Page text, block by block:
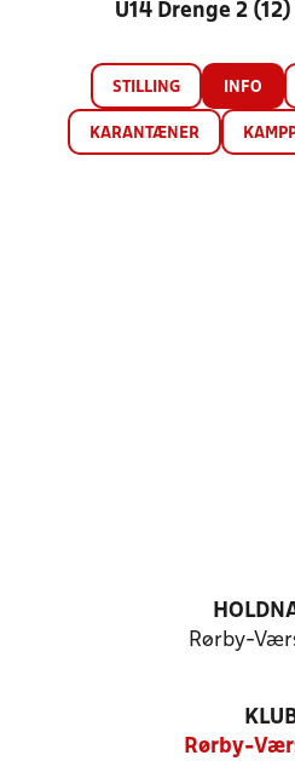
U14 Drenge 2
STILLING INFO
KARANTÆNER
Rørby-
Rørby-